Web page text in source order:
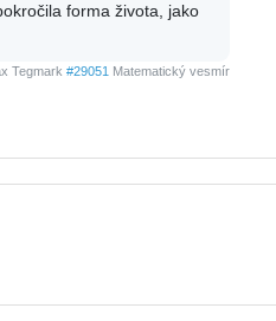
forma života, jako
Tegmark #29051 Matematický vesmír